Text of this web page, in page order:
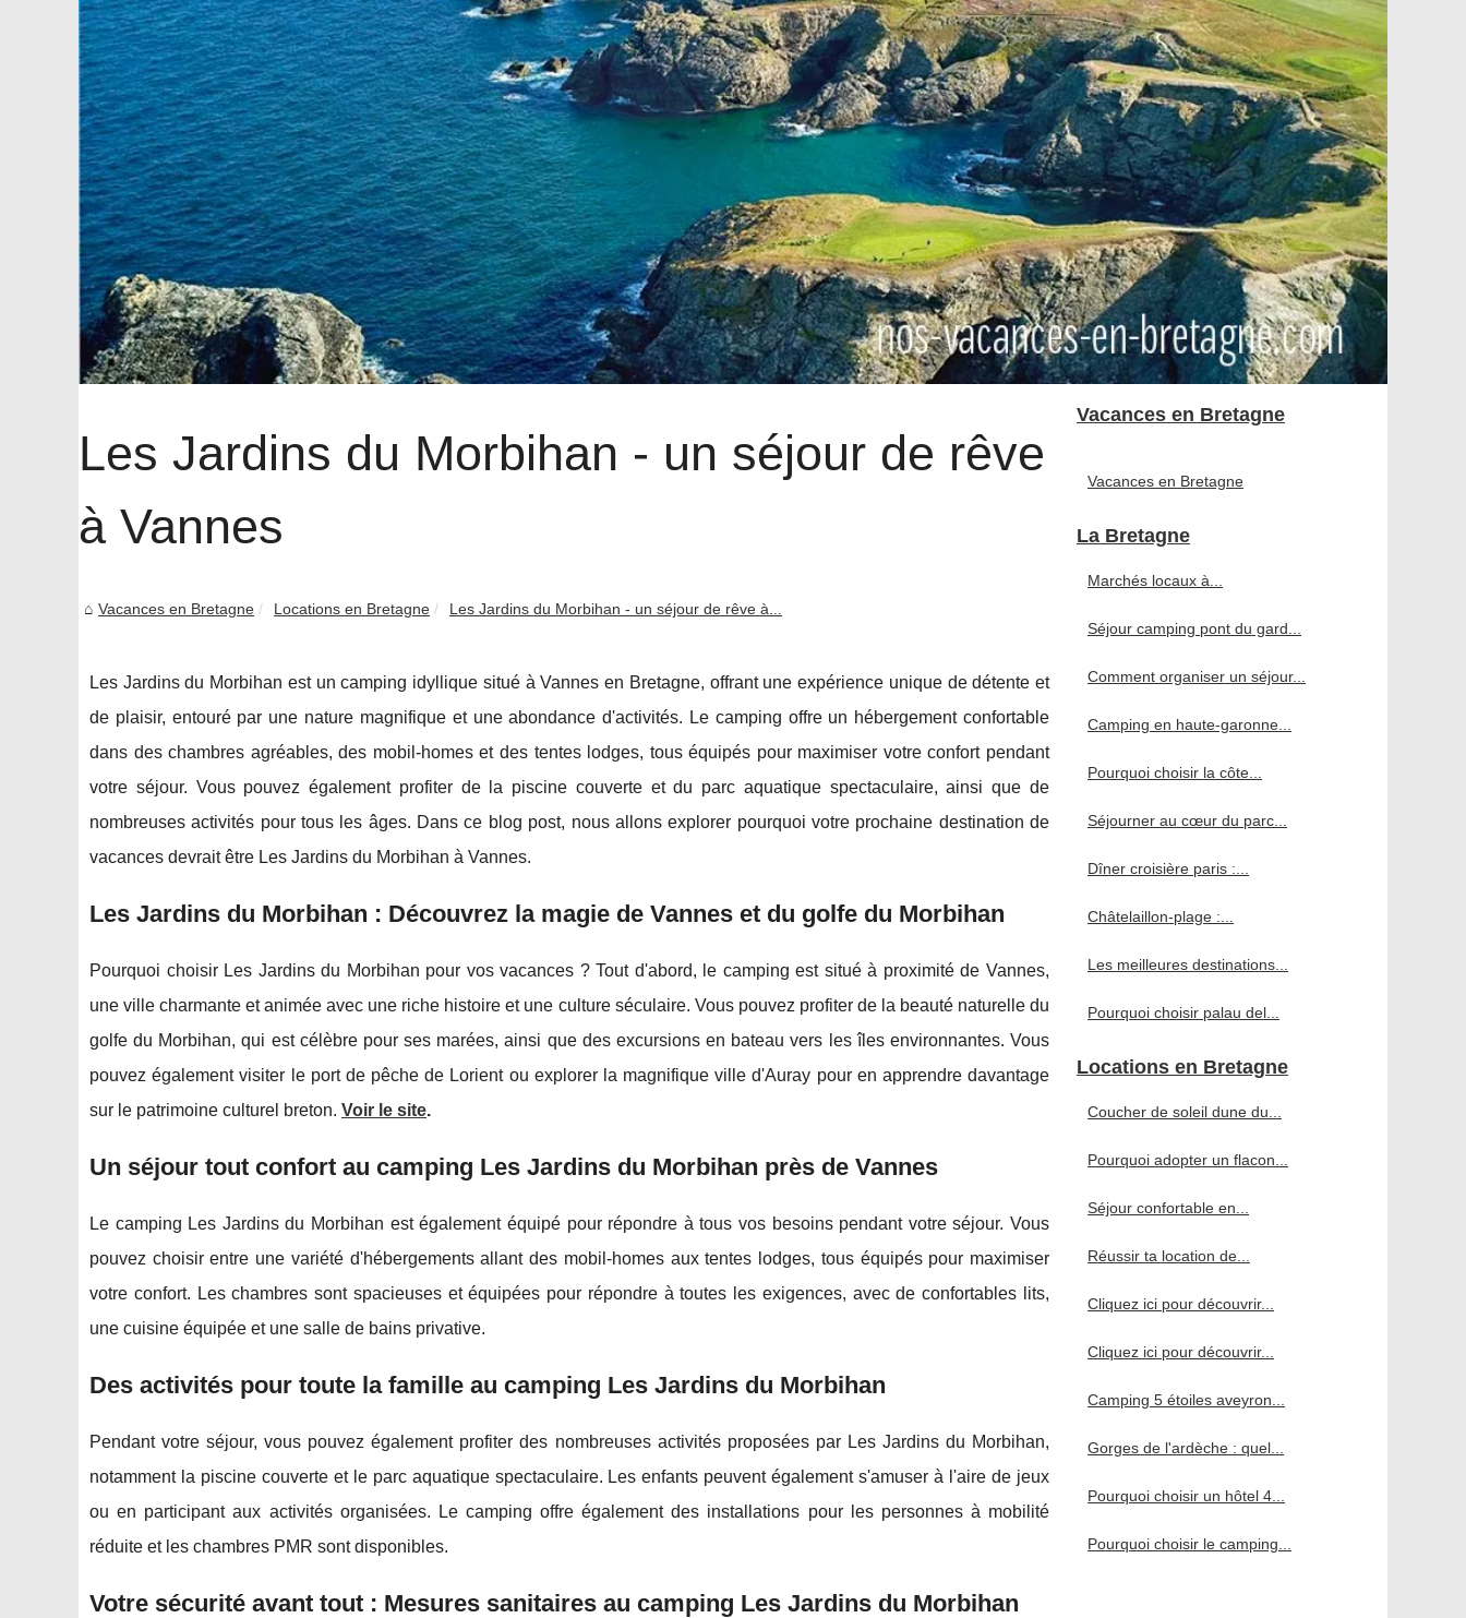
Les Jardins du Morbihan - un séjour de rêve
à Vannes
Vacances en Bretagne Locations en Bretagne Les Jardins du Morbihan - un séjour de rêve à...
Les Jardins du Morbihan est un camping idyllique situé à Vannes en Bretagne, offrant une expérience unique de détente et
de plaisir, entouré par une nature magnifique et une abondance d'activités. Le camping offre un hébergement confortable
dans des chambres agréables, des mobil-homes et des tentes lodges, tous équipés pour maximiser votre confort pendant
votre séjour. Vous pouvez également profiter de la piscine couverte et du parc aquatique spectaculaire, ainsi que de
nombreuses activités pour tous les âges. Dans ce blog post, nous allons explorer pourquoi votre prochaine destination de
vacances devrait être Les Jardins du Morbihan à Vannes.
Les Jardins du Morbihan : Découvrez la magie de Vannes et du golfe du Morbihan
Pourquoi choisir Les Jardins du Morbihan pour vos vacances ? Tout d'abord, le camping est situé à proximité de Vannes,
une ville charmante et animée avec une riche histoire et une culture séculaire. Vous pouvez profiter de la beauté naturelle du
golfe du Morbihan, qui est célèbre pour ses marées, ainsi que des excursions en bateau vers les îles environnantes. Vous
pouvez également visiter le port de pêche de Lorient ou explorer la magnifique ville d'Auray pour en apprendre davantage
sur le patrimoine culturel breton. Voir le site.
Un séjour tout confort au camping Les Jardins du Morbihan près de Vannes
Le camping Les Jardins du Morbihan est également équipé pour répondre à tous vos besoins pendant votre séjour. Vous
pouvez choisir entre une variété d'hébergements allant des mobil-homes aux tentes lodges, tous équipés pour maximiser
votre confort. Les chambres sont spacieuses et équipées pour répondre à toutes les exigences, avec de confortables lits,
une cuisine équipée et une salle de bains privative.
Des activités pour toute la famille au camping Les Jardins du Morbihan
Pendant votre séjour, vous pouvez également profiter des nombreuses activités proposées par Les Jardins du Morbihan,
notamment la piscine couverte et le parc aquatique spectaculaire. Les enfants peuvent également s'amuser à l'aire de jeux
ou en participant aux activités organisées. Le camping offre également des installations pour les personnes à mobilité
réduite et les chambres PMR sont disponibles.
Votre sécurité avant tout : Mesures sanitaires au camping Les Jardins du Morbihan
Vacances en Bretagne
Vacances en Bretagne
La Bretagne
Marchés locaux à...
Séjour camping pont du gard...
Comment organiser un séjour...
Camping en haute-garonne...
Pourquoi choisir la côte...
Séjourner au cœur du parc...
Dîner croisière paris :...
Châtelaillon-plage :...
Les meilleures destinations...
Pourquoi choisir palau del...
Locations en Bretagne
Coucher de soleil dune du...
Pourquoi adopter un flacon...
Séjour confortable en...
Réussir ta location de...
Cliquez ici pour découvrir...
Cliquez ici pour découvrir...
Camping 5 étoiles aveyron...
Gorges de l'ardèche : quel...
Pourquoi choisir un hôtel 4...
Pourquoi choisir le camping...